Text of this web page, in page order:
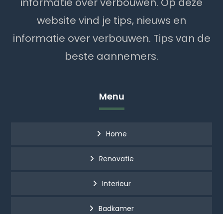
website vind je tips, nieuws en
informatie over verbouwen. Tips van de
beste aannemers.
Menu
Home
Renovatie
Interieur
Badkamer